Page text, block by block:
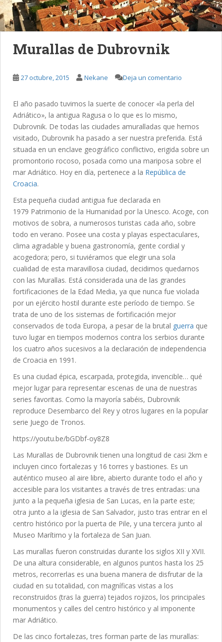
Murallas de Dubrovnik
27 octubre, 2015 Nekane Deja un comentario
El año pasado tuvimos la suerte de conocer «la perla del
Adriático», la antigua Ragusa o lo que es lo mismo,
Dubrovnik. De todas las ciudades amuralladas que hemos
visitado, Dubrovnik ha pasado a ser nuestra preferida. Está
situada en un enclave geográfico conflictivo, erigida sobre un
promontorio rocoso, posada como una mariposa sobre el
mar Adriático. Hoy en día, pertenece a la República de
Croacia.
Esta pequeña ciudad antigua fue declarada en
1979 Patrimonio de la Humanidad por la Unesco. Acoge, con
motivos de sobra, a numerosos turistas cada año, sobre
todo en verano. Posee una costa y playas espectaculares,
clima agradable y buena gastronomía, gente cordial y
acogedora; pero, si tuviéramos que elegir una sola
cualidad de esta maravillosa ciudad, decidimos quedarnos
con las Murallas. Está considerada una de las grandes
fortificaciones de la Edad Media, ya que nunca fue violada
por un ejército hostil durante este período de tiempo. Se
trata de uno de los sistemas de fortificación mejor
conservados de toda Europa, a pesar de la brutal guerra que
tuvo lugar en tiempos modernos contra los serbios durante
los cuatro años sucesivos a la declaración de independencia
de Croacia en 1991.
Es una ciudad épica, escarpada, protegida, invencible… qué
mejor lugar para representar escenas de una de nuestras
series favoritas. Como la mayoría sabéis, Dubrovnik
reproduce Desembarco del Rey y otros lugares en la popular
serie Juego de Tronos.
https://youtu.be/bGDbf-oy8Z8
Las Murallas de Dubrovnik tienen una longitud de casi 2km e
incluyen cinco fortalezas y 16 torres y bastiones. Es un
auténtico museo al aire libre, abierto durante todo el año y
accesible para los visitantes a través de tres entradas: una
junto a la pequeña iglesia de San Lucas, en la parte este;
otra junto a la iglesia de San Salvador, justo tras entrar en el
centro histórico por la puerta de Pile, y una tercera junto al
Museo Marítimo y la fortaleza de San Juan.
Las murallas fueron construidas durante los siglos XII y XVII.
De una altura considerable, en algunos puntos hasta los 25
metros, recorrerlas es una buena manera de disfrutar de la
ciudad en su totalidad, con magníficas vistas a los
reconstruidos (tras la guerra) tejados rojizos, los principales
monumentos y calles del centro histórico y al imponente
mar Adriático.
De las cinco fortalezas, tres forman parte de las murallas: